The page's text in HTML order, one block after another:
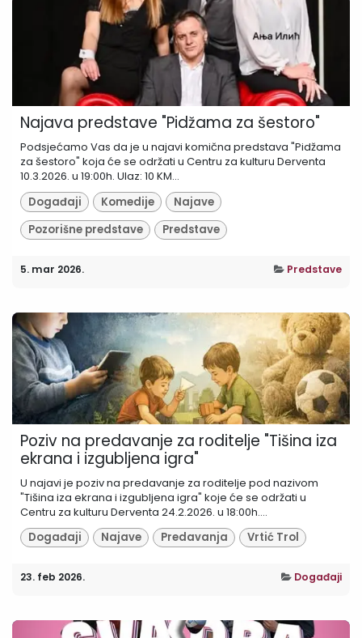
Najava predstave "Pidžama za šestoro"
Podsjećamo Vas da je u najavi komična predstava "Pidžama
za šestoro" koja će se održati u Centru za kulturu Derventa
10.3.2026. u 19:00h. Ulaz: 10 KM...
Događaji
Komedije
Najave
Pozorišne predstave
Predstave
5. mar 2026. Predstave
Poziv na predavanje za roditelje "Tišina iza
ekrana i izgubljena igra"
U najavi je poziv na predavanje za roditelje pod nazivom
"Tišina iza ekrana i izgubljena igra" koje će se održati u
Centru za kulturu Derventa 24.2.2026. u 18:00h....
Događaji
Najave Predavanja Vrtić Trol
23. feb 2026. Događaji